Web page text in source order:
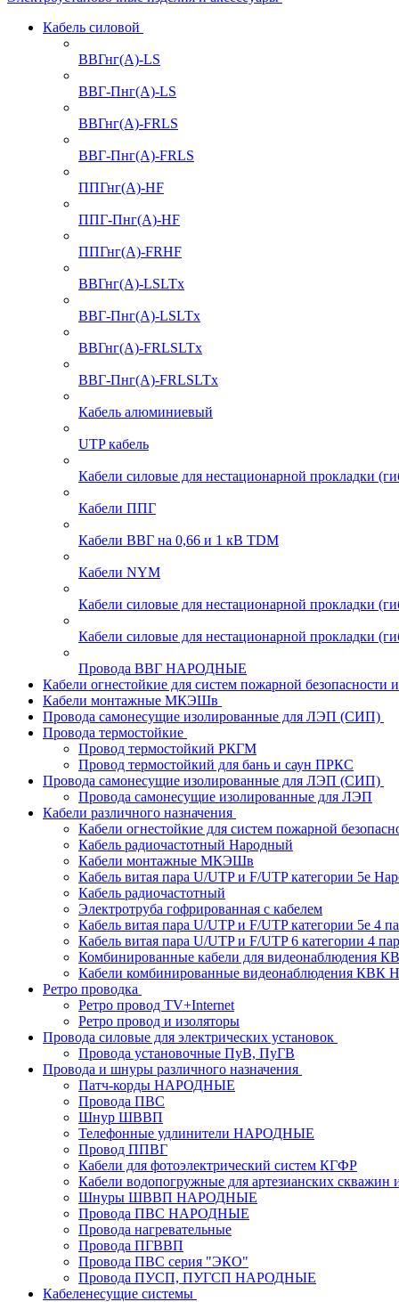
Кабель силовой
ВВГнг(А)-LS
ВВГ-Пнг(А)-LS
ВВГнг(А)-FRLS
ВВГ-Пнг(А)-FRLS
ППГнг(А)-HF
ППГ-Пнг(А)-HF
ППГнг(А)-FRHF
ВВГнг(А)-LSLTx
ВВГ-Пнг(А)-LSLTx
ВВГнг(А)-FRLSLTx
ВВГ-Пнг(А)-FRLSLTx
Кабель алюминиевый
UTP кабель
Кабели силовые для нестационарной прокладки
Кабели ППГ
Кабели ВВГ на 0,66 и 1 кВ TDM
Кабели NYM
Кабели силовые для нестационарной прокладки
Кабели силовые для нестационарной прокладки
Провода ВВГ НАРОДНЫЕ
Кабели огнестойкие для систем пожарной безопасности
Кабели монтажные МКЭШв
Провода самонесущие изолированные для ЛЭП (СИП)
Провода термостойкие
Провод термостойкий РКГМ
Провод термостойкий для бань и саун ПРКС
Провода самонесущие изолированные для ЛЭП (СИП)
Провода самонесущие изолированные для ЛЭП
Кабели различного назначения
Кабели огнестойкие для систем пожарной
Кабель радиочастотный Народный
Кабели монтажные МКЭШв
Кабель витая пара U/UTP и F/UTP категории 5е
Кабель радиочастотный
Электротруба гофрированная с кабелем
Кабель витая пара U/UTP и F/UTP категории 5e 4
Кабель витая пара U/UTP и F/UTP 6 категории 4
Комбинированные кабели для видеонаблюдения
Кабели комбинированные видеонаблюдения
Ретро проводка
Ретро провод TV+Internet
Ретро провод и изоляторы
Провода силовые для электрических установок
Провода установочные ПуВ, ПуГВ
Провода и шнуры различного назначения
Патч-корды НАРОДНЫЕ
Провода ПВС
Шнур ШВВП
Телефонные удлинители НАРОДНЫЕ
Провод ППВГ
Кабели для фотоэлектрический систем КГФР
Кабели водопогружные для артезианских
Шнуры ШВВП НАРОДНЫЕ
Провода ПВС НАРОДНЫЕ
Провода нагревательные
Провода ПГВВП
Провода ПВС серия "ЭКО"
Провода ПУСП, ПУГСП НАРОДНЫЕ
Кабеленесущие системы